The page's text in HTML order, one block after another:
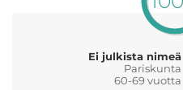
Ei julkista nimeä
Pariskunta
60-69 vuotta